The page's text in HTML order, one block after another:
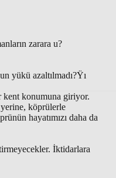
zarara u?
yükü azaltılmadı?Ÿı
kent konumuna giriyor.
köprülerle
hayatımızı daha da
İktidarlara